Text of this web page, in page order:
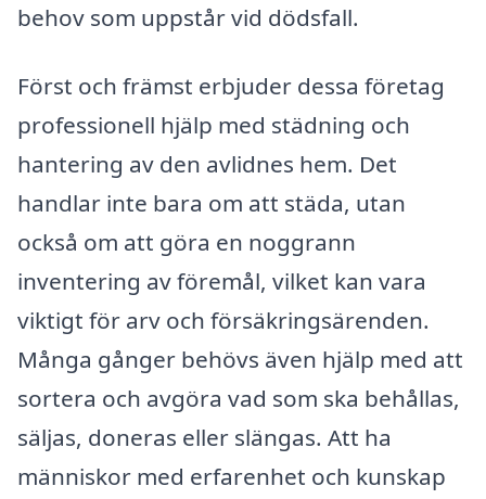
behov som uppstår vid dödsfall.
Först och främst erbjuder dessa företag
professionell hjälp med städning och
hantering av den avlidnes hem. Det
handlar inte bara om att städa, utan
också om att göra en noggrann
inventering av föremål, vilket kan vara
viktigt för arv och försäkringsärenden.
Många gånger behövs även hjälp med att
sortera och avgöra vad som ska behållas,
säljas, doneras eller slängas. Att ha
människor med erfarenhet och kunskap